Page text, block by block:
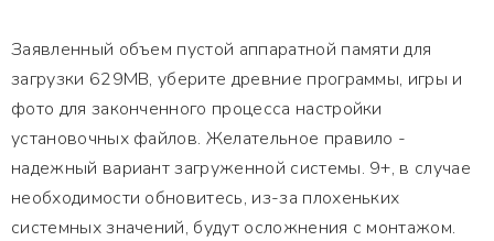
Заявленный объем пустой аппаратной памяти для
загрузки 629MB, уберите древние программы, игры и
фото для законченного процесса настройки
установочных файлов. Желательное правило -
надежный вариант загруженной системы. 9+, в случае
необходимости обновитесь, из-за плохеньких
системных значений, будут осложнения с монтажом.